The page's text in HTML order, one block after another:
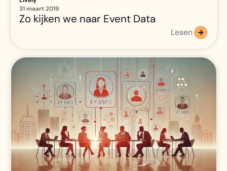
31 maart 2019
Zo kijken we naar Event Data
Lesen